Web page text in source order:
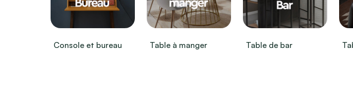
Console et bureau Table à manger Table de bar